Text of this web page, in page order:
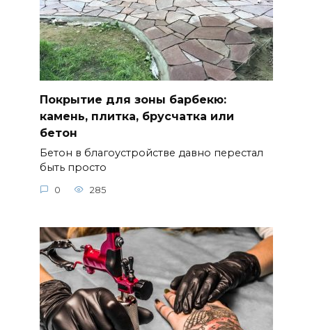
Покрытие для зоны барбекю:
камень, плитка, брусчатка или
бетон
Бетон в благоустройстве давно перестал
быть просто
0 285